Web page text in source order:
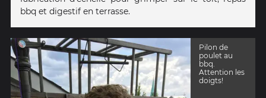
bbq et digestif en terrasse.
Pilon de
poulet au
bbq.
Attention les
doigts!